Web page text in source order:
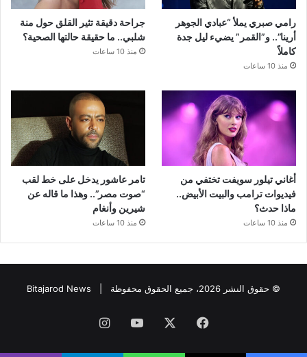
رامي صبري يملأ “عبادي الجوهر
أرينا”.. و”القمر” يضيء ليل جدة
كاملاً
منذ 10 ساعات
جراحة دقيقة تثير القلق حول منة
شلبي.. ما حقيقة حالتها الصحية؟
منذ 10 ساعات
أغاني تيلور سويفت تختفي من
فيديوات ترامب والبيت الأبيض..
ماذا حدث؟
منذ 10 ساعات
تامر عاشور يدخل على خط لقب
“صوت مصر”.. وهذا ما قاله عن
شيرين وأنغام
منذ 10 ساعات
© حقوق النشر 2026، جميع الحقوق محفوظة | Bitajarod News
فيسبوك ‫YouTubeانستقرام